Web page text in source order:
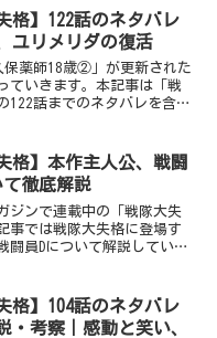
は108話「戦保怪戦⑬」につ
格】122話のネタバレ
ユリメリダの復活
保薬師18歳②」が更新された
ていきます。本記事は「戦
122話までのネタバレを含む
引用しています。万が一問
たら...
格】本作主人公、戦闘
て徹底解説
ジンで連載中の「戦隊大失
事では戦隊大失格に登場す
闘員Dについて解説していき
記事に使用する画像は「戦隊
像を引用...
格】104話のネタバレ
・考察｜感動と笑い、